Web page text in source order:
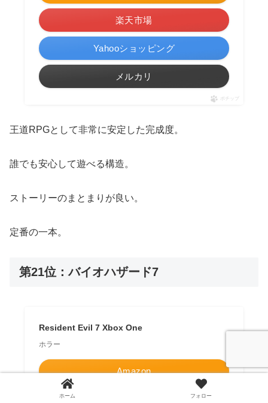
楽天市場
Yahooショッピング
メルカリ
ポチップ
王道RPGとして非常に安定した完成度。
誰でも安心して遊べる構造。
ストーリーのまとまりが良い。
定番の一本。
第21位：バイオハザード7
Resident Evil 7 Xbox One
ホラー
Amazon
ホーム フォロー